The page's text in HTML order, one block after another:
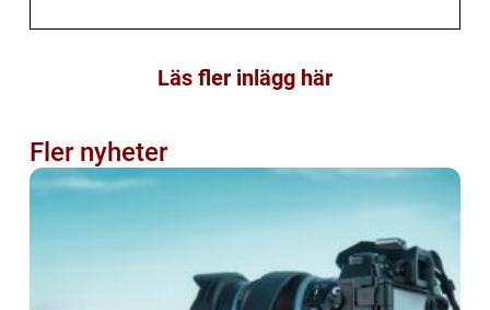
Läs fler inlägg här
Fler nyheter